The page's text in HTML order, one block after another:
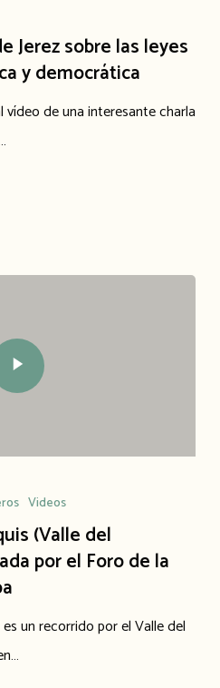
Jerez sobre las leyes
y democrática
vídeo de una interesante charla
Videos
(Valle del
por el Foro de la
un recorrido por el Valle del